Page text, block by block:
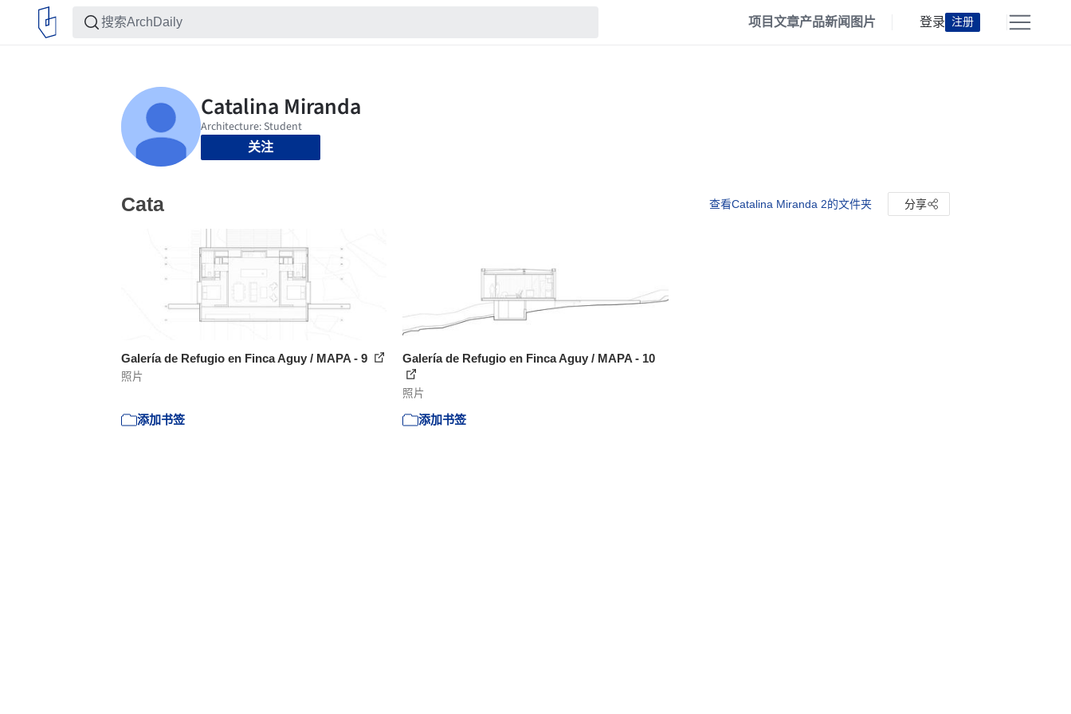
项目文章产品新闻 图片 登录 注册
关注
Cata 查看Catalina Miranda 2的文件夹 分享
Galería de Refugio en Finca Aguy / MAPA - 9
照片
添加书签
Galería de Refugio en Finca Aguy / MAPA - 10
照片
添加书签